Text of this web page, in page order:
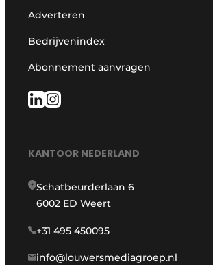
Adverteren
Bedrijvenindex
Abonnement aanvragen
KANTOOR NEDERLAND
Schatbeurderlaan 6
6002 ED Weert
+31 495 450095
info@louwersmediagroep.nl